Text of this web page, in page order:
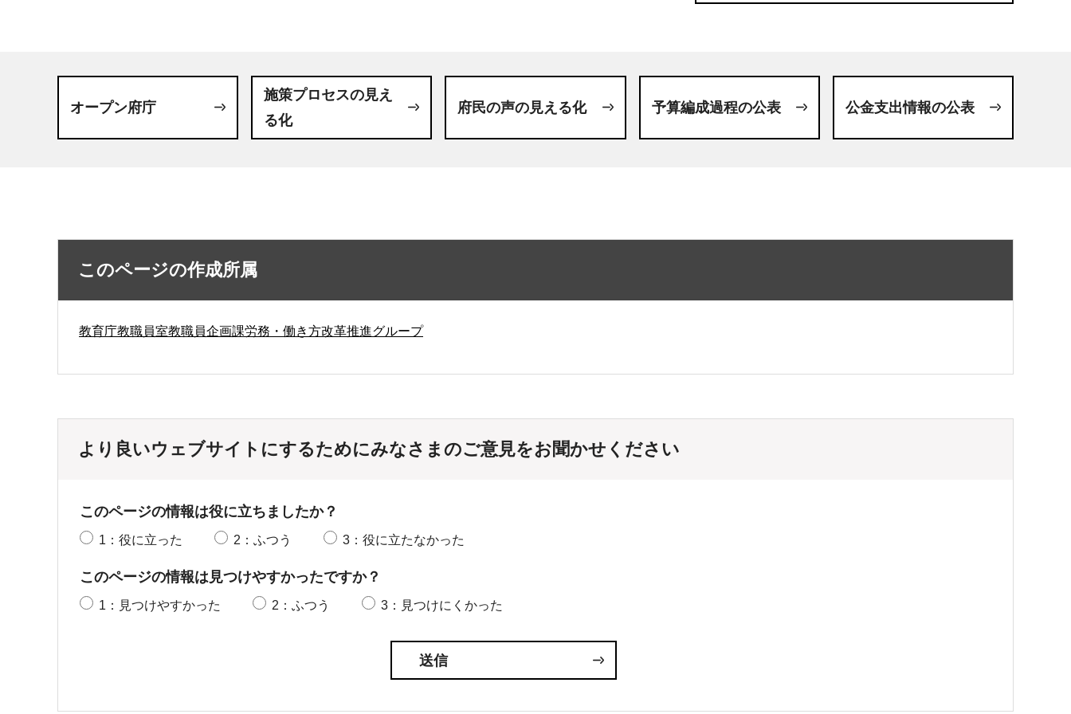
オープン府庁
施策プロセスの見え
る化
府民の声の見える化 予算編成過程の公表 公金支出情報の公表
このページの作成所属
教育庁教職員室教職員企画課労務・働き方改革推進グループ
より良いウェブサイトにするためにみなさまのご意見をお聞かせください
このページの情報は役に立ちましたか？
1：役に立った 2：ふつう 3：役に立たなかった
このページの情報は見つけやすかったですか？
1：見つけやすかった 2：ふつう 3：見つけにくかった